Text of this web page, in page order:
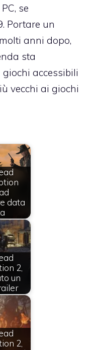
se
Portare un
anni dopo,
sta
accessibili
vecchi ai giochi
data
2,
un
2,